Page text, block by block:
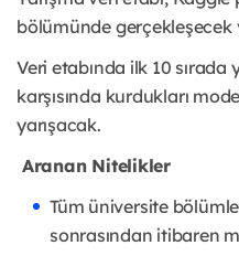
bölümünde gerçekleşecek
Veri etabında ilk 10 sırada
karşısında kurdukları
yarışacak.
Aranan Nitelikler
Tüm üniversite
sonrasından itibaren